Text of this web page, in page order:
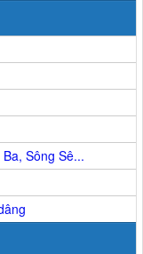
Sông Sê...